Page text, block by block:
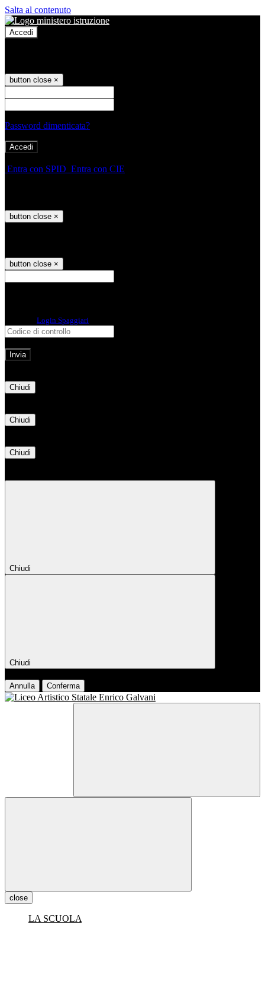
Salta al contenuto
Accedi
button close ×
Password dimenticata?
Entra con SPID Entra con CIE
button close ×
button close ×
Login Spaggiari
Chiudi
Chiudi
Chiudi
Chiudi
Chiudi
Annulla Conferma
close
LA SCUOLA